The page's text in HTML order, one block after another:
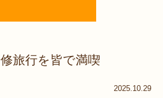
旅行を皆で満喫
2025.10.29